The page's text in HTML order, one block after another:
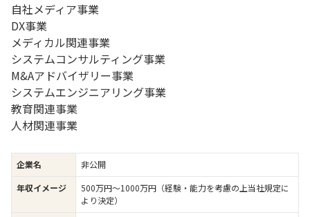
自社メディア事業
DX事業
メディカル関連事業
システムコンサルティング事業
M&Aアドバイザリー事業
システムエンジニアリング事業
教育関連事業
人材関連事業
企業名
非公開
年収イメージ
500万円〜1000万円（経験・能力を考慮の上当社規定に
より決定）